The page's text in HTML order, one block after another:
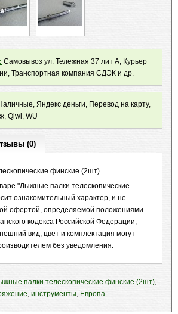
Самовывоз ул. Тележная 37 лит А, Курьер
Транспортная компания СДЭК и др.
Яндекс деньги, Перевод на карту,
Qiwi, WU
(0)
финские (2шт)
"Лыжные палки телескопические
ознакомительный характер, и не
офертой, определяемой положениями
кодекса Российской Федерации,
вид, цвет и комплектация могут
без уведомления.
палки телескопические финские (2шт),
, инструменты, Европа